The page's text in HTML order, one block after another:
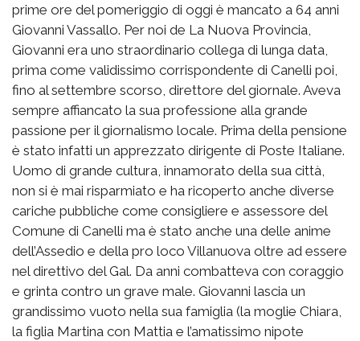
prime ore del pomeriggio di oggi è mancato a 64 anni
Giovanni Vassallo. Per noi de La Nuova Provincia,
Giovanni era uno straordinario collega di lunga data,
prima come validissimo corrispondente di Canelli poi,
fino al settembre scorso, direttore del giornale. Aveva
sempre affiancato la sua professione alla grande
passione per il giornalismo locale. Prima della pensione
è stato infatti un apprezzato dirigente di Poste Italiane.
Uomo di grande cultura, innamorato della sua città,
non si è mai risparmiato e ha ricoperto anche diverse
cariche pubbliche come consigliere e assessore del
Comune di Canelli ma è stato anche una delle anime
dell’Assedio e della pro loco Villanuova oltre ad essere
nel direttivo del Gal. Da anni combatteva con coraggio
e grinta contro un grave male. Giovanni lascia un
grandissimo vuoto nella sua famiglia (la moglie Chiara,
la figlia Martina con Mattia e l’amatissimo nipote